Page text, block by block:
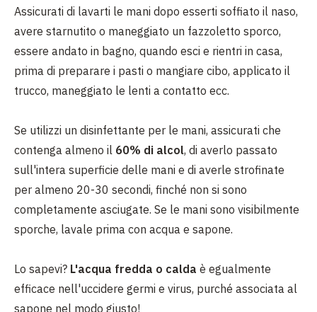
Assicurati di lavarti le mani dopo esserti soffiato il naso,
avere starnutito o maneggiato un fazzoletto sporco,
essere andato in bagno, quando esci e rientri in casa,
prima di preparare i pasti o mangiare cibo, applicato il
trucco, maneggiato le lenti a contatto ecc.
Se utilizzi un disinfettante per le mani, assicurati che
contenga almeno il 60% di alcol, di averlo passato
sull'intera superficie delle mani e di averle strofinate
per almeno 20-30 secondi, finché non si sono
completamente asciugate. Se le mani sono visibilmente
sporche, lavale prima con acqua e sapone.
Lo sapevi? L'acqua fredda o calda è egualmente
efficace nell'uccidere germi e virus, purché associata al
sapone nel modo giusto!